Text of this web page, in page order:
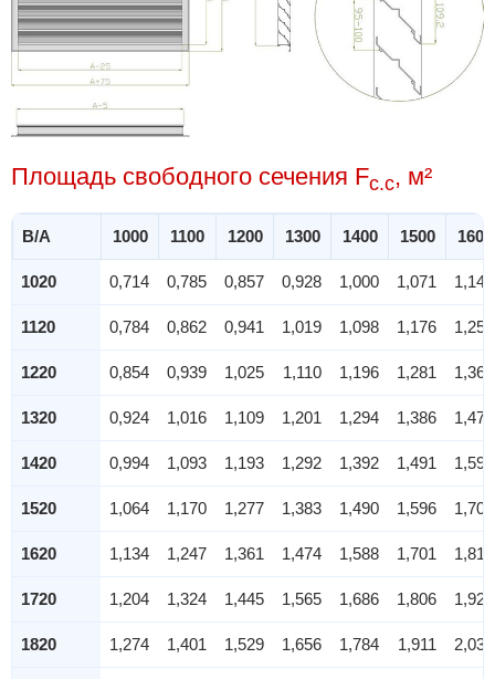
Площадь свободного сечения Fc.c, м²
B/A 1000 1100 1200 1300 1400 1500 1600
1020 0,714 0,785 0,857 0,928 1,000 1,071 1,142
1120 0,784 0,862 0,941 1,019 1,098 1,176 1,254
1220 0,854 0,939 1,025 1,110 1,196 1,281 1,366
1320 0,924 1,016 1,109 1,201 1,294 1,386 1,478
1420 0,994 1,093 1,193 1,292 1,392 1,491 1,590
1520 1,064 1,170 1,277 1,383 1,490 1,596 1,702
1620 1,134 1,247 1,361 1,474 1,588 1,701 1,814
1720 1,204 1,324 1,445 1,565 1,686 1,806 1,926
1820 1,274 1,401 1,529 1,656 1,784 1,911 2,038